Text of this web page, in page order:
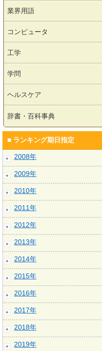
業界用語
コンピュータ
工学
学問
ヘルスケア
辞書・百科事典
■ ランキング期日指定
2008年
2009年
2010年
2011年
2012年
2013年
2014年
2015年
2016年
2017年
2018年
2019年